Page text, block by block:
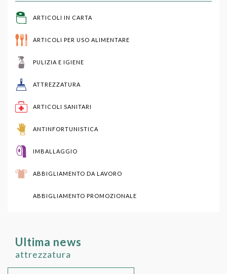
ARTICOLI IN CARTA
ARTICOLI PER USO ALIMENTARE
PULIZIA E IGIENE
ATTREZZATURA
ARTICOLI SANITARI
ANTINFORTUNISTICA
IMBALLAGGIO
ABBIGLIAMENTO DA LAVORO
ABBIGLIAMENTO PROMOZIONALE
Ultima news
attrezzatura